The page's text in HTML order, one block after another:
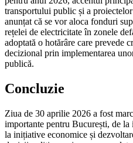
transportului public și a
anunțat că se vor aloca fonduri
rețelei de electricitate în zonele
adoptată o hotărâre care prevede
decizional prin implementarea
publică.
Concluzie
Ziua de 30 aprilie 2026 a fost
importante pentru București, de la
la inițiative economice și